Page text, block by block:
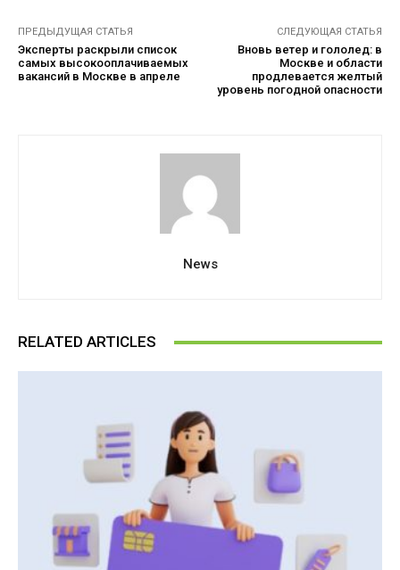
ПРЕДЫДУЩАЯ СТАТЬЯ
Эксперты раскрыли список
самых высокооплачиваемых
вакансий в Москве в апреле
СЛЕДУЮЩАЯ СТАТЬЯ
Вновь ветер и гололед: в
Москве и области
продлевается желтый
уровень погодной опасности
News
RELATED ARTICLES